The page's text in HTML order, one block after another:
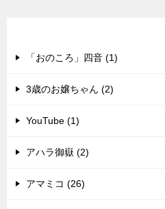
「おのころ」四音 (1)
3歳のお嬢ちゃん (2)
YouTube (1)
アハラ御嶽 (2)
アマミコ (26)